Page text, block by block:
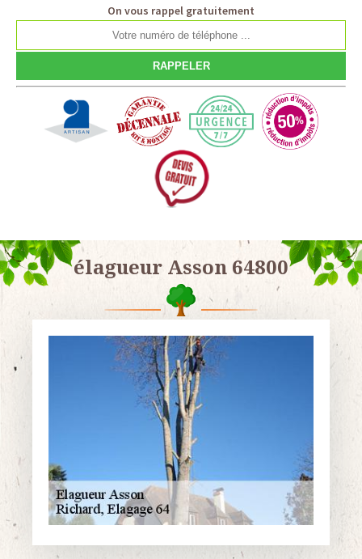
On vous rappel gratuitement
élagueur Asson 64800